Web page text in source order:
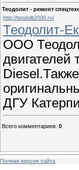
Теодолит - ремонт
http://teodolit2000.ru/
Теодолит-
ООО
двигателей
ДГУ
Всего комментариев: 0
Полная версия сайта